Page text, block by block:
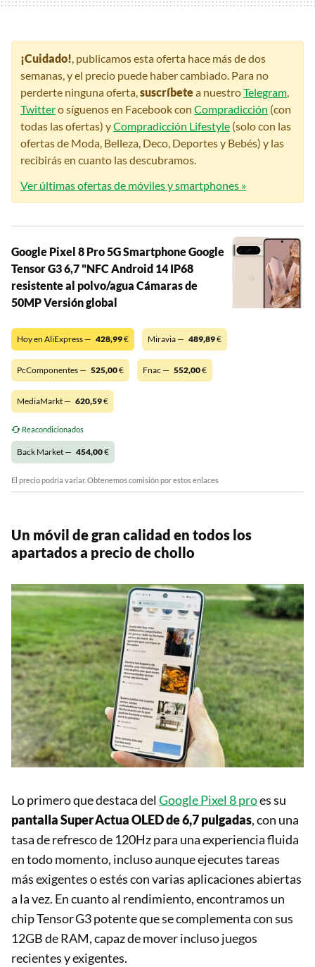
¡Cuidado!, publicamos esta oferta hace más de dos
semanas, y el precio puede haber cambiado. Para no
perderte ninguna oferta,suscríbetea nuestroTelegram,
Twittero síguenos en Facebook con Compradicción (con
todas las ofertas) yCompradicción Lifestyle (solo con las
ofertas de Moda, Belleza, Deco, Deportes y Bebés) y las
recibirás en cuanto las descubramos.
Ver últimas ofertas de móviles y smartphones »
Google Pixel 8 Pro 5G Smartphone Google
Tensor G3 6,7 "NFC Android 14 IP68
resistente al polvo/agua Cámaras de
50MP Versión global
Hoy en AliExpress — 428,99€ Miravia — 489,89€
PcComponentes — 525,00€ Fnac — 552,00€
MediaMarkt — 620,59€
Reacondicionados
Back Market — 454,00€
El precio podría variar. Obtenemos comisión por estos enlaces
Un móvil de gran calidad en todos los
apartados a precio de chollo
Lo primero que destaca del Google Pixel 8 proes su
pantalla Super Actua OLED de 6,7 pulgadas, con una
tasa de refresco de 120Hz para una experiencia fluida
en todo momento, incluso aunque ejecutes tareas
más exigentes o estés con varias aplicaciones abiertas
a la vez. En cuanto al rendimiento, encontramos un
chip Tensor G3 potente que se complementa con sus
12GB de RAM, capaz de mover incluso juegos
recientes y exigentes.